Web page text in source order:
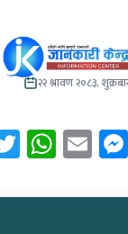
२२ श्रावण २०८३,
Twitter